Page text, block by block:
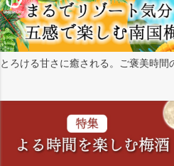
とろける甘さに癒される。ご褒美時間